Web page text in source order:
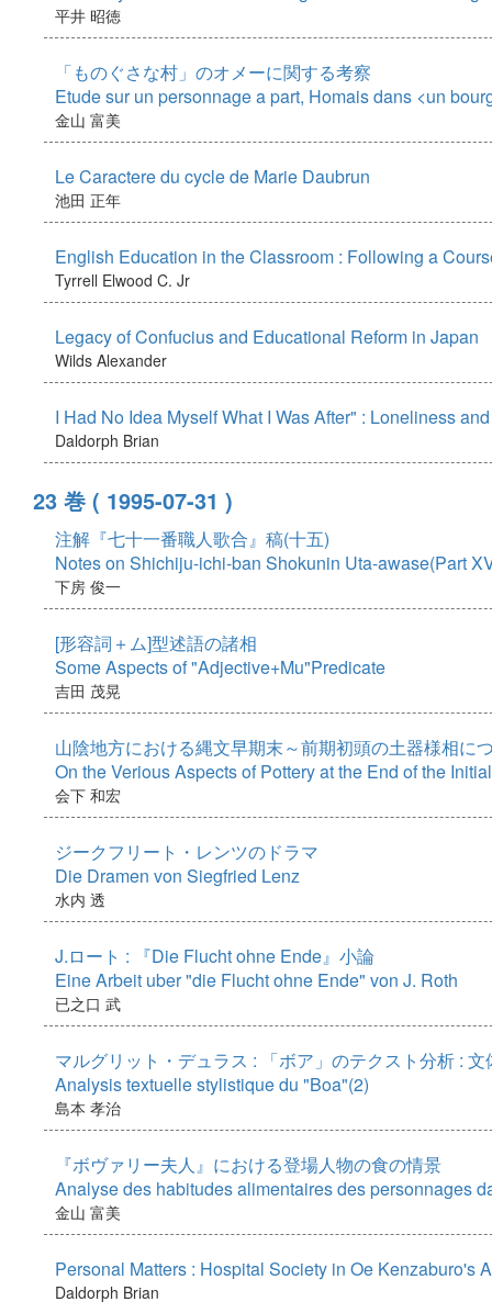
平井 昭徳
「ものぐさな村」のオメーに関する考察
Etude sur un personnage a part, Homais dans <un
金山 富美
Le Caractere du cycle de Marie Daubrun
池田 正年
English Education in the Classroom : Following a
Tyrrell Elwood C. Jr
Legacy of Confucius and Educational Reform in Japan
Wilds Alexander
I Had No Idea Myself What I Was After" : Loneliness
Daldorph Brian
23 巻 ( 1995-07-31 )
注解『七十一番職人歌合』稿(十五)
Notes on Shichiju-ichi-ban Shokunin Uta-awase(Part
下房 俊一
[形容詞＋ム]型述語の諸相
Some Aspects of "Adjective+Mu"Predicate
吉田 茂晃
山陰地方における縄文早期末～前期初頭の土器様相に
On the Verious Aspects of Pottery at the End of the
会下 和宏
ジークフリート・レンツのドラマ
Die Dramen von Siegfried Lenz
水内 透
J.ロート : 『Die Flucht ohne Ende』小論
Eine Arbeit uber "die Flucht ohne Ende" von J. Roth
已之口 武
マルグリット・デュラス : 「ボア」のテクスト分析 :
Analysis textuelle stylistique du "Boa"(2)
島本 孝治
『ボヴァリー夫人』における登場人物の食の情景
Analyse des habitudes alimentaires des personnages
金山 富美
Personal Matters : Hospital Society in Oe Kenzaburo's
Daldorph Brian